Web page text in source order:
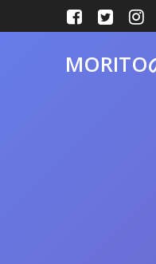
ン